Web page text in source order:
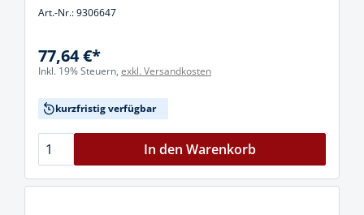
Art.-Nr.: 9306647
77,64 €*
Inkl. 19% Steuern, exkl. Versandkosten
kurzfristig verfügbar
In den Warenkorb